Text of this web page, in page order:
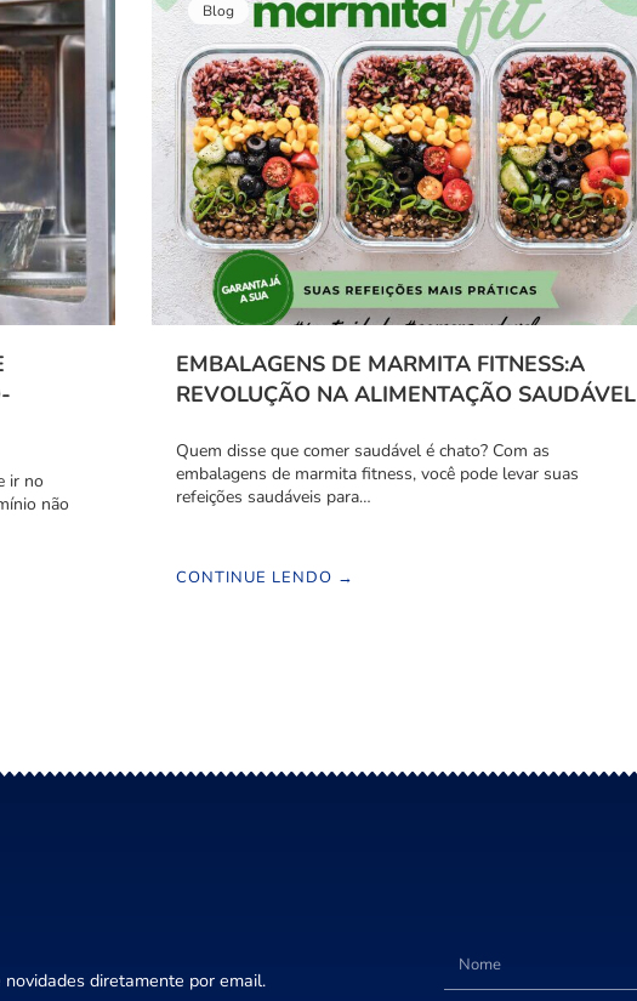
ir no
não
Blog
EMBALAGENS DE MARMITA FITNESS:A
REVOLUÇÃO NA ALIMENTAÇÃO SAUDÁVEL
Quem disse que comer saudável é chato? Com as
embalagens de marmita fitness, você pode levar suas
refeições saudáveis para…
CONTINUE LENDO →
diretamente por email.